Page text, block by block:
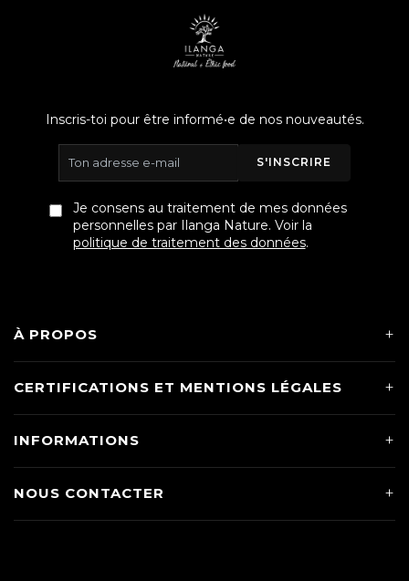
Inscris-toi pour être informé•e de nos nouveautés.
S'INSCRIRE
Je consens au traitement de mes données
personnelles par Ilanga Nature. Voir la
politique de traitement des données.
À PROPOS
CERTIFICATIONS ET MENTIONS LÉGALES
INFORMATIONS
NOUS CONTACTER